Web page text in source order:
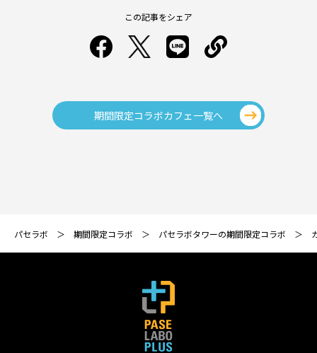
この記事をシェア
期間限定コラボカフェ一覧へ
パセラボ 期間限定コラボ パセラボタワーの期間限定コラボ